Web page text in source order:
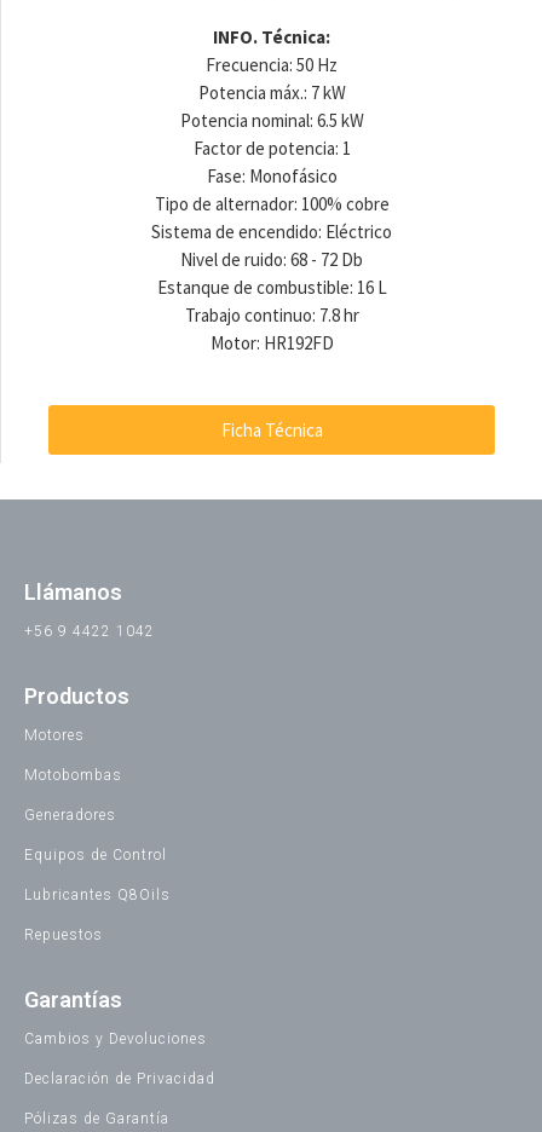
INFO. Técnica:
Frecuencia: 50 Hz
Potencia máx.: 7 kW
Potencia nominal: 6.5 kW
Factor de potencia: 1
Fase: Monofásico
Tipo de alternador: 100% cobre
Sistema de encendido: Eléctrico
Nivel de ruido: 68 - 72 Db
Estanque de combustible: 16 L
Trabajo continuo: 7.8 hr
Motor: HR192FD
Ficha Técnica
Llámanos
+56 9 4422 1042
Productos
Motores
Motobombas
Generadores
Equipos de Control
Lubricantes Q8Oils
Repuestos
Garantías
Cambios y Devoluciones
Declaración de Privacidad
Pólizas de Garantía